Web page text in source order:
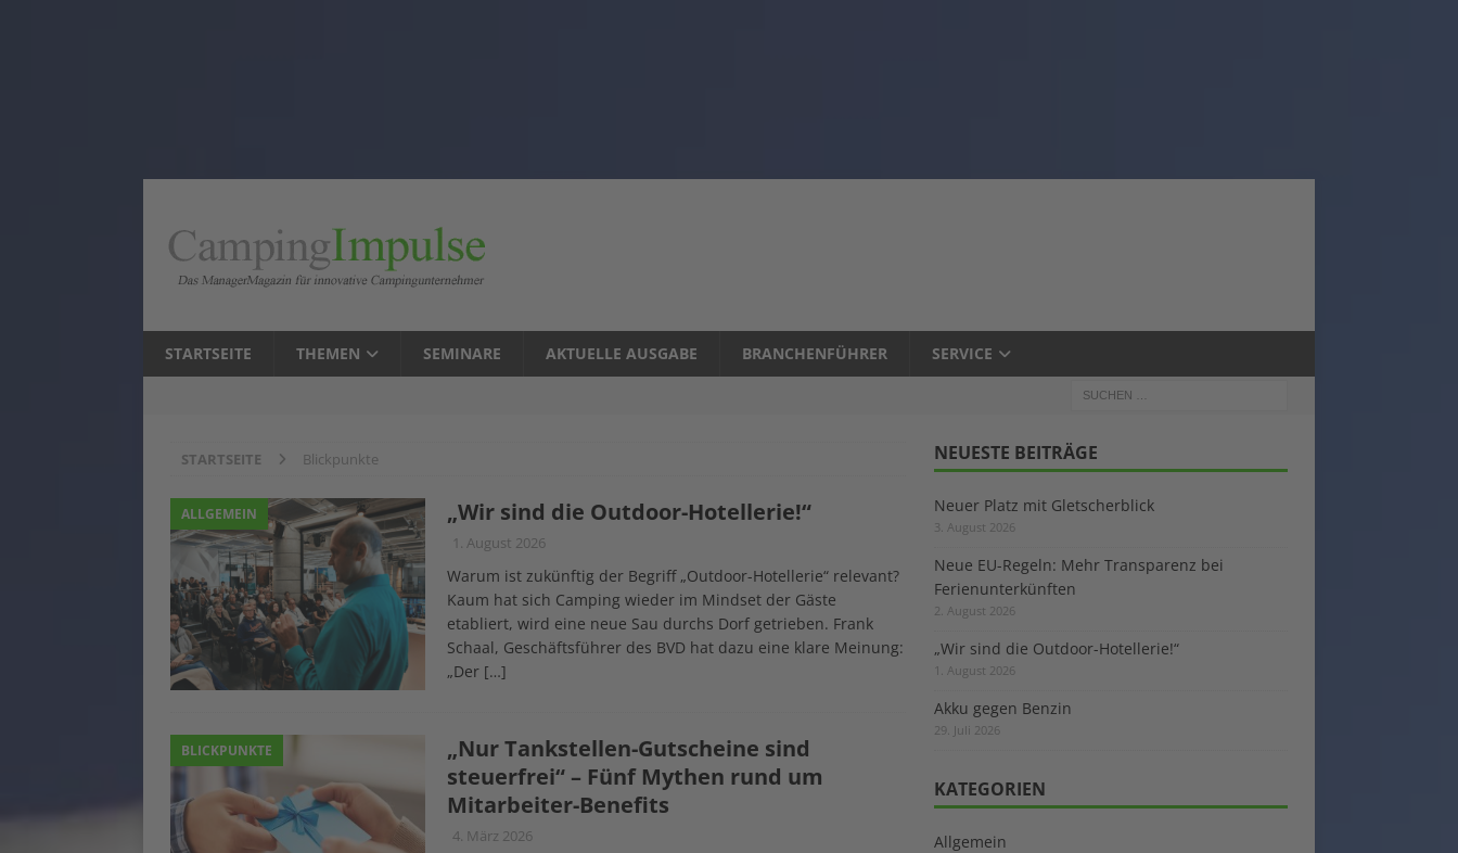
STARTSEITE THEMEN SEMINARE AKTUELLE AUSGABE BRANCHENFÜHRER SERVICE
STARTSEITE Blickpunkte
ALLGEMEIN „Wir sind die Outdoor-Hotellerie!“
1. August 2026
Warum ist zukünftig der Begriff „Outdoor-Hotellerie“ relevant?
Kaum hat sich Camping wieder im Mindset der Gäste
etabliert, wird eine neue Sau durchs Dorf getrieben. Frank
Schaal, Geschäftsführer des BVD hat dazu eine klare Meinung:
„Der […]
BLICKPUNKTE
„Nur Tankstellen-Gutscheine sind
steuerfrei“ – Fünf Mythen rund um
Mitarbeiter-Benefits
4. März 2026
NEUESTE BEITRÄGE
Neuer Platz mit Gletscherblick
3. August 2026
Neue EU-Regeln: Mehr Transparenz bei
Ferienunterkünften
2. August 2026
„Wir sind die Outdoor-Hotellerie!“
1. August 2026
Akku gegen Benzin
29. Juli 2026
KATEGORIEN
Allgemein